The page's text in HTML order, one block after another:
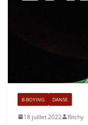
B-BOYING DANSE
18 juillet 2022 Ritchy